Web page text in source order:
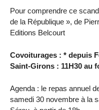
Pour comprendre ce
de la République », de
Editions Belcourt
Covoiturages : * depuis
Saint-Girons : 11H30 au
Agenda : le repas annuel
samedi 30 novembre à la